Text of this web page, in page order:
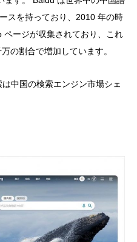
スを持っており、2010 年の時
ページが収集されており、これ
の割合で増加しています。
中国の検索エンジン市場シェ